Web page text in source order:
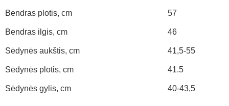
Bendras plotis, cm 57
Bendras ilgis, cm 46
Sėdynės aukštis, cm 41,5-55
Sėdynės plotis, cm 41.5
Sėdynės gylis, cm 40-43,5